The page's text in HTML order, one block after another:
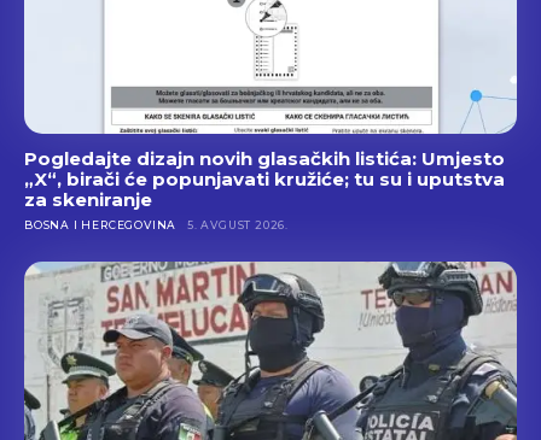
Pogledajte dizajn novih glasačkih listića: Umjesto
„X“, birači će popunjavati kružiće; tu su i uputstva
za skeniranje
BOSNA I HERCEGOVINA 5. AVGUST 2026.